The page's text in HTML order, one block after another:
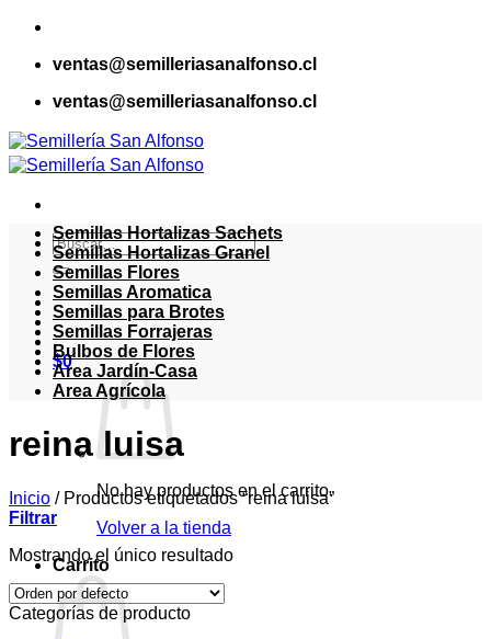
Saltar
contenidoventas@semilleriasanalfonso.cl
ventas@semilleriasanalfonso.cl
Buscar
por:
$0
No hay productos en el carrito.
Volver a la tienda
Carrito
Semillas Hortalizas Sachets
Semillas Hortalizas Granel
Semillas Flores
Semillas Aromatica
Semillas para Brotes
Semillas Forrajeras
Bulbos de Flores
Area Jardín-Casa
Area Agrícola
reina luisa
Inicio /Productos etiquetados “reina luisa”
Filtrar
Mostrando el único resultado
Categorías de producto